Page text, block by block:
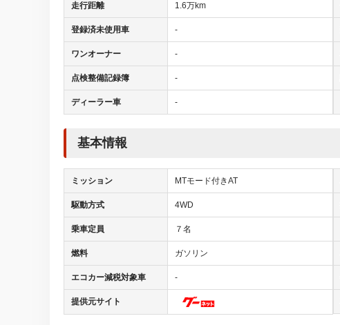
走行距離 1.6万km
登録済未使用車 -
ワンオーナー -
点検整備記録簿 -
ディーラー車 -
基本情報
ミッション MTモード付きAT
駆動方式 4WD
乗車定員 ７名
燃料 ガソリン
エコカー減税対象車 -
提供元サイト